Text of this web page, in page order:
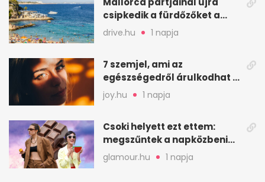
csipkedik a fürdőzőket a
halak a sekély vízben
drive.hu 1 napja
7 szemjel, ami az
egészségedről árulkodhat –
erre figyelj oda
joy.hu 1 napja
Csoki helyett ezt ettem:
megszűntek a napközbeni
nassolási rohamok
glamour.hu 1 napja